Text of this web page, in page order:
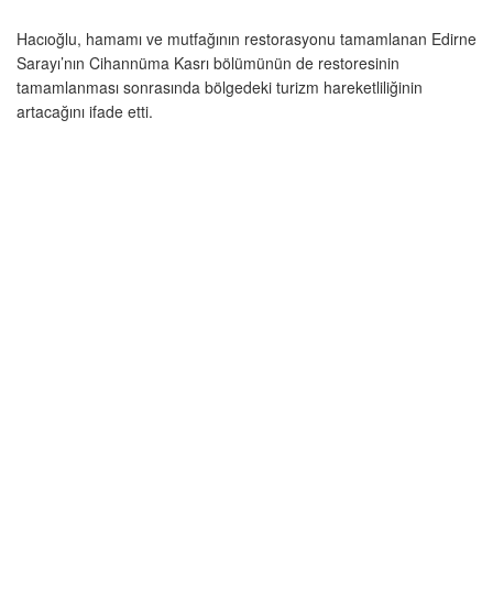
Hacıoğlu, hamamı ve mutfağının restorasyonu tamamlanan Edirne
Sarayı’nın Cihannüma Kasrı bölümünün de restoresinin
tamamlanması sonrasında bölgedeki turizm hareketliliğinin
artacağını ifade etti.